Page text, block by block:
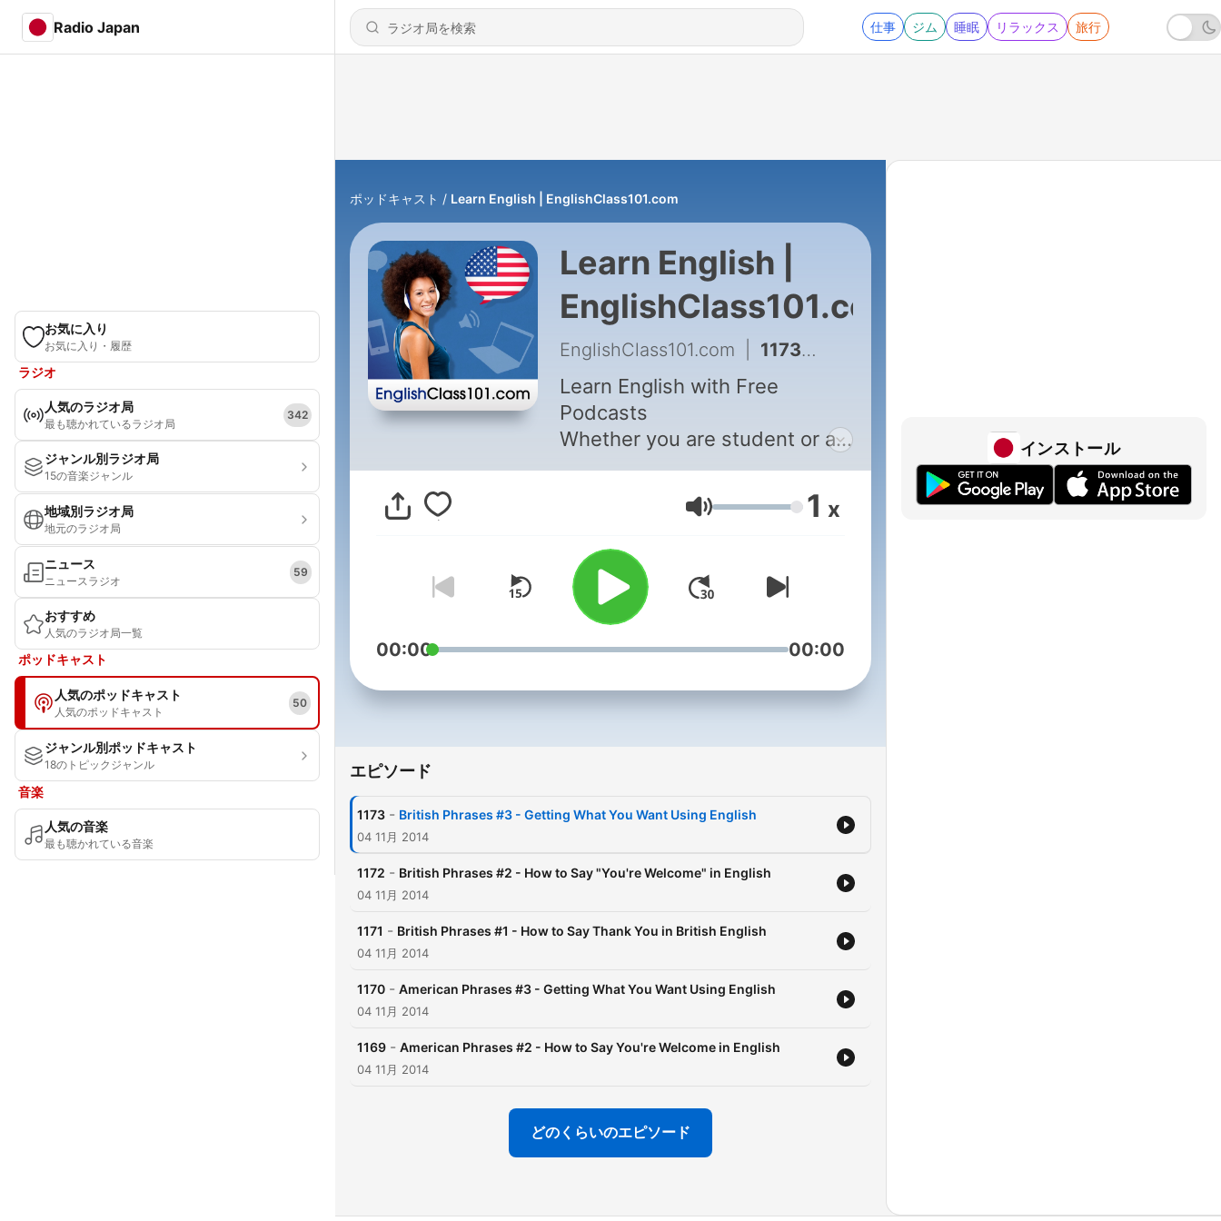
Radio Japan 仕事 ジム 睡眠 リラックス 旅行
お気に入り
お気に入り・履歴
ラジオ
人気のラジオ局
最も聴かれているラジオ局
342
ジャンル別ラジオ局
15の音楽ジャンル
地域別ラジオ局
地元のラジオ局
ニュース
ニュースラジオ
59
おすすめ
人気のラジオ局一覧
ポッドキャスト
人気のポッドキャスト
人気のポッドキャスト
50
ジャンル別ポッドキャスト
18のトピックジャンル
音楽
人気の音楽
最も聴かれている音楽
ポッドキャスト Learn English | EnglishClass101.com
Learn English |
EnglishClass101.com
EnglishClass101.com 1173 - British Phrases #3 - Getting What You Want Using English
Learn English with Free
Podcasts
Whether you are student or a
seasoned speaker, our lessons
offer something for everyone.
We incorporate culture and
current issues into each
episode to give the most
informative, both linguistically
and culturally, podcasts
possible.
plane ride to prepare, check
EnglishClass101.com. One of
your trip into the best one
音量 1 x
00:00 00:00
エピソード
1173 - British Phrases #3 - Getting What You Want Using English
04 11月 2014
1172 - British Phrases #2 - How to Say "You're Welcome" in English
04 11月 2014
1171 - British Phrases #1 - How to Say Thank You in British English
04 11月 2014
1170 - American Phrases #3 - Getting What You Want Using English
04 11月 2014
1169 - American Phrases #2 - How to Say You're Welcome in English
04 11月 2014
どのくらいのエピソード
インストール